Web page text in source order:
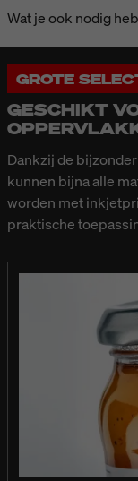
Wat je ook nodig
GROTE
GESCHIKT
Dankzij de
kunnen bijna alle
worden met
praktische